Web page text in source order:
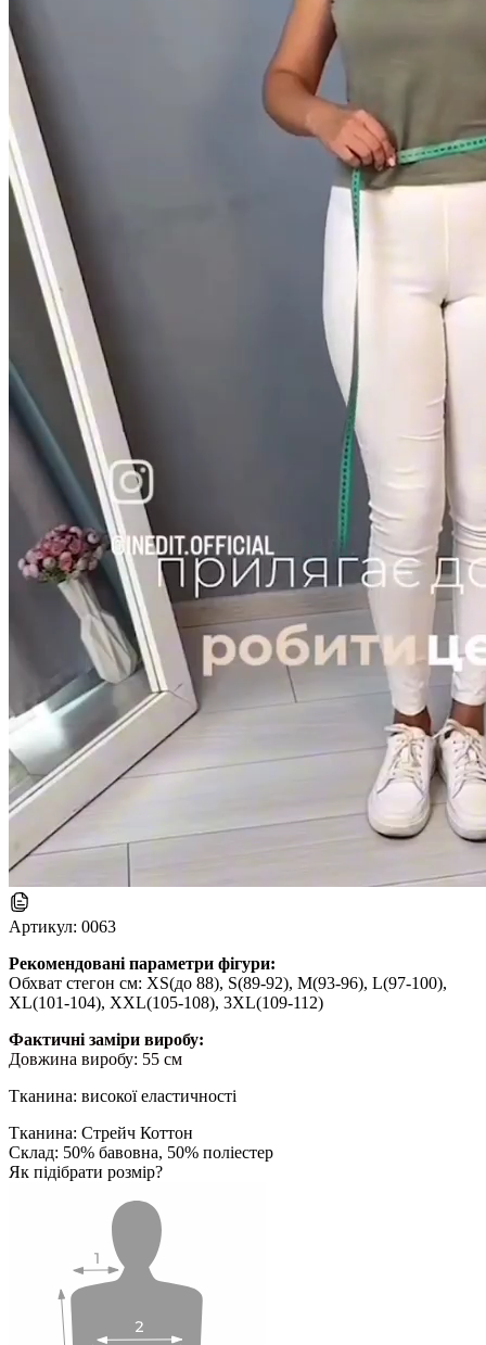
Артикул: 0063
Рекомендовані параметри фігури:
Обхват стегон см: XS(до 88), S(89-92), M(93-96), L(97-100),
XL(101-104), XXL(105-108), 3XL(109-112)
Фактичні заміри виробу:
Довжина виробу: 55 см
Тканина: високої еластичності
Тканина: Стрейч Коттон
Склад: 50% бавовна, 50% поліестер
Як підібрати розмір?